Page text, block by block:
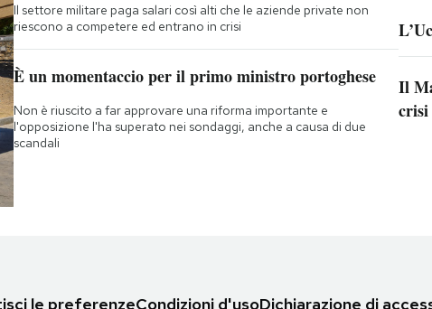
Il settore militare paga salari così alti che le aziende private non
riescono a competere ed entrano in crisi
È un momentaccio per il primo ministro portoghese
Non è riuscito a far approvare una riforma importante e
l'opposizione l'ha superato nei sondaggi, anche a causa di due
scandali
Il
le preferenzeCondizioni d'usoDichiarazione di